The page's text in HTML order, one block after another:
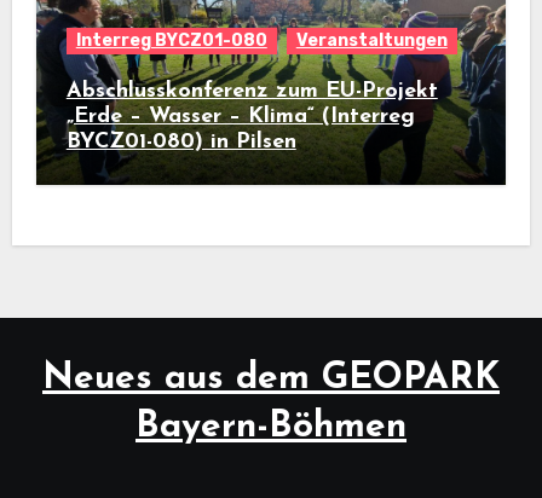
Interreg BYCZ01-080 Veranstaltungen
Abschlusskonferenz zum EU-Projekt
„Erde – Wasser – Klima“ (Interreg
BYCZ01-080) in Pilsen
Neues aus dem GEOPARK
Bayern-Böhmen